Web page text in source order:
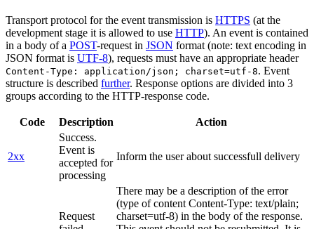
Transport protocol for the event transmission is HTTPS (at the
development stage it is allowed to use HTTP). An event is contained
in a body of a POST-request in JSON format (note: text encoding in
JSON format is UTF-8), requests must have an appropriate header
Content-Type: application/json; charset=utf-8. Event
structure is described further. Response options are divided into 3
groups according to the HTTP-response code.
Code Description Action
2xx
Success.
Event is
accepted for
processing
Inform the user about successfull delivery
Request
There may be a description of the error
(type of content Content-Type: text/plain;
charset=utf-8) in the body of the response.